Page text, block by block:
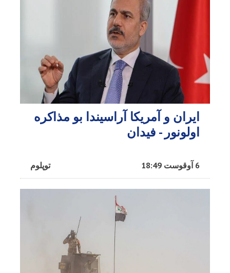
ایران و آمریکا آراسیندا بو مذاکره
اولونور - فیدان
توپلوم 6 آوقوست 18:49